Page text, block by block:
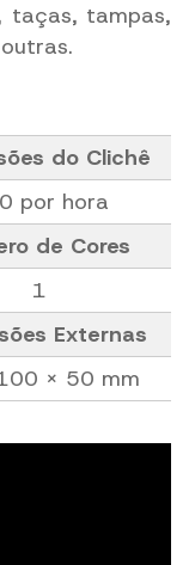
taças, tampas,
do Clichê
por hora
de Cores
1
Externas
x 50 mm